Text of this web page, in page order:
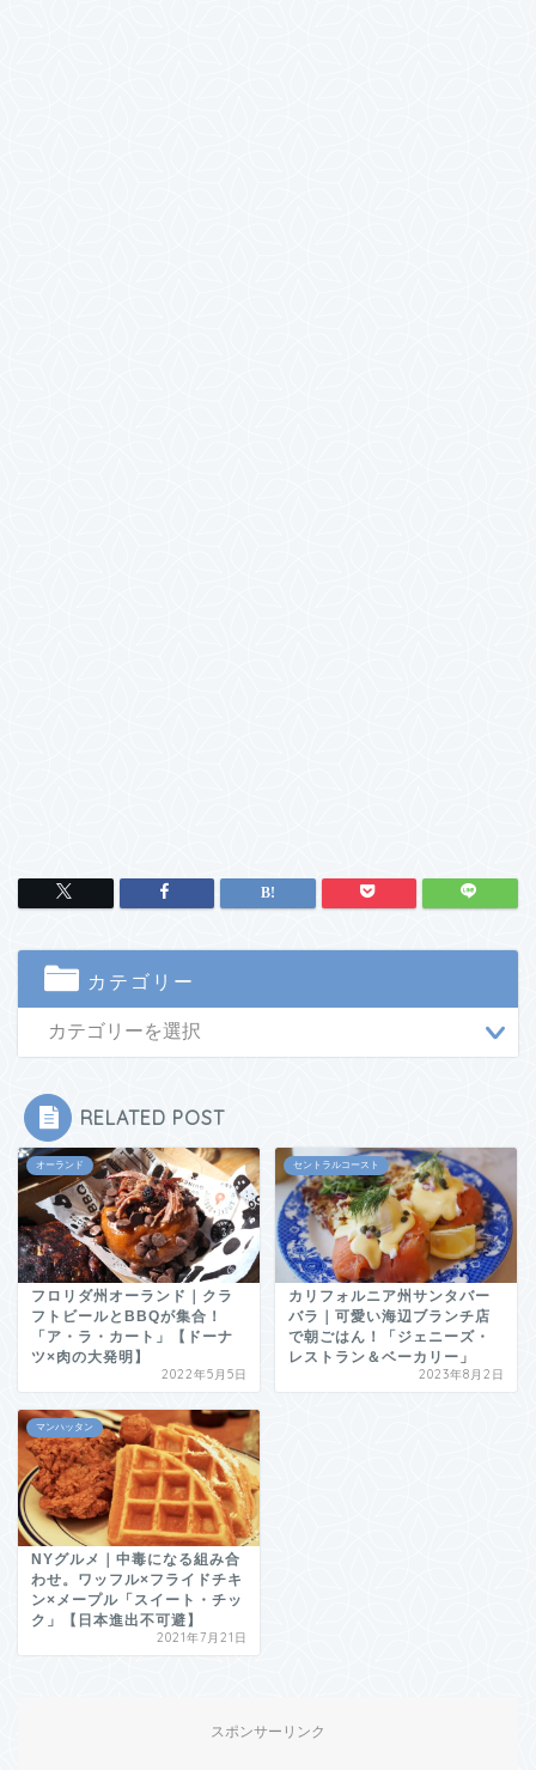
カテゴリー
RELATED POST
オーランド
フロリダ州オーランド｜クラ
フトビールとBBQが集合！
「ア・ラ・カート」【ドーナ
ツ×肉の大発明】
2022年5月5日
セントラルコースト
カリフォルニア州サンタバー
バラ｜可愛い海辺ブランチ店
で朝ごはん！「ジェニーズ・
レストラン＆ベーカリー」
2023年8月2日
マンハッタン
NYグルメ｜中毒になる組み合
わせ。ワッフル×フライドチキ
ン×メープル「スイート・チッ
ク」【日本進出不可避】
2021年7月21日
スポンサーリンク